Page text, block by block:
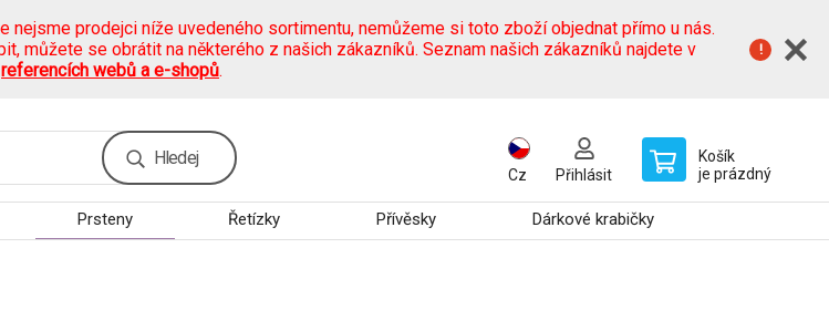
nejsme prodejci níže uvedeného sortimentu, nemůžeme si toto zboží objednat přímo u nás.
můžete se obrátit na některého z našich zákazníků. Seznam našich zákazníků najdete v
referencích webů a e-shopů.
Hledej
Cz Přihlásit
Košík
je prázdný
Prsteny Řetízky Přívěsky Dárkové krabičky